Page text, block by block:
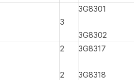
3
3G8301
3G8302
2
2
3G8317
3G8318